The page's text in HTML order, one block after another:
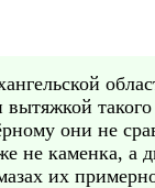
они не
не каменка,
их